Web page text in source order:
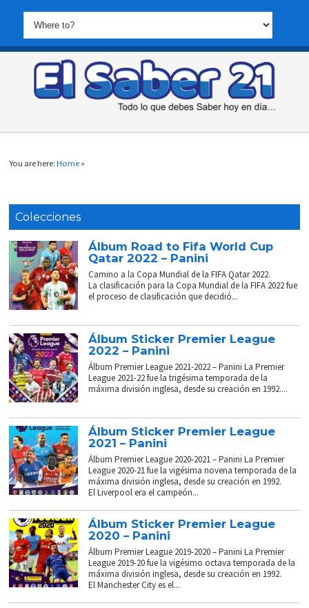
You are here:Home »
Colecciones
Álbum Road to Fifa World Cup
Qatar 2022 – Panini
Camino a la Copa Mundial de la FIFA Qatar 2022.
La clasificación para la Copa Mundial de la FIFA 2022 fue
el proceso de clasificación que decidió...
Álbum Sticker Premier League
2022 – Panini
Álbum Premier League 2021-2022 – Panini La Premier
League 2021-22 fue la trigésima temporada de la
máxima división inglesa, desde su creación en 1992....
Álbum Sticker Premier League
2021 – Panini
Álbum Premier League 2020-2021 – Panini La Premier
League 2020-21 fue la vigésima novena temporada de la
máxima división inglesa, desde su creación en 1992.
El Liverpool era el campeón...
Álbum Sticker Premier League
2020 – Panini
Álbum Premier League 2019-2020 – Panini La Premier
League 2019-20 fue la vigésimo octava temporada de la
máxima división inglesa, desde su creación en 1992.
El Manchester City es el...